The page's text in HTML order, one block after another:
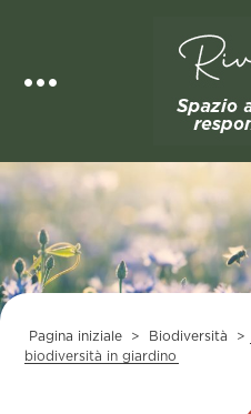
Pagina iniziale > Biodiversità >
biodiversità in giardino